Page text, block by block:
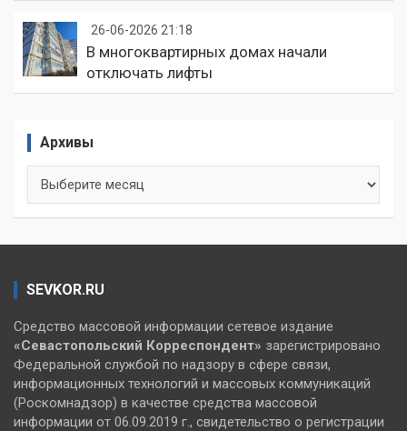
26-06-2026 21:18
В многоквартирных домах начали
отключать лифты
Архивы
SEVKOR.RU
Средство массовой информации сетевое издание
«Севастопольский Корреспондент» зарегистрировано
Федеральной службой по надзору в сфере связи,
информационных технологий и массовых коммуникаций
(Роскомнадзор) в качестве средства массовой
информации от 06.09.2019 г., свидетельство о регистрации